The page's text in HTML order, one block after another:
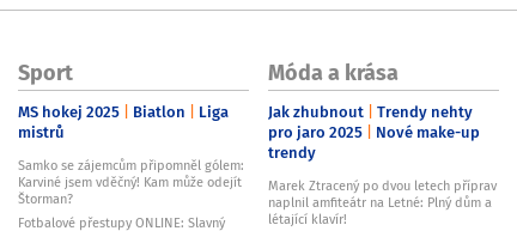
Sport
MS hokej 2025 Biatlon
Liga
mistrů
Samko se zájemcům připomněl gólem:
Karviné jsem vděčný! Kam může odejít
Štorman?
Fotbalové přestupy ONLINE: Slavný
Móda a krása
Jak zhubnout Trendy nehty
pro jaro 2025 Nové make-up
trendy
Marek Ztracený po dvou letech příprav
naplnil amfiteátr na Letné: Plný dům a
létající klavír!